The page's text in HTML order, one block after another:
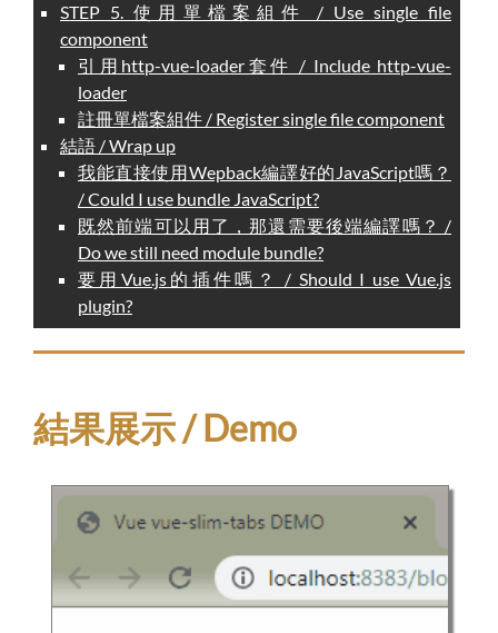
STEP 5. 使用單檔案組件 / Use single file
component
引用http-vue-loader套件 / Include http-vue-
loader
註冊單檔案組件 / Register single file component
結語 / Wrap up
我能直接使用Wepback編譯好的JavaScript嗎？
/ Could I use bundle JavaScript?
既然前端可以用了，那還需要後端編譯嗎？ /
Do we still need module bundle?
要用Vue.js的插件嗎？ / Should I use Vue.js
plugin?
結果展示 / Demo